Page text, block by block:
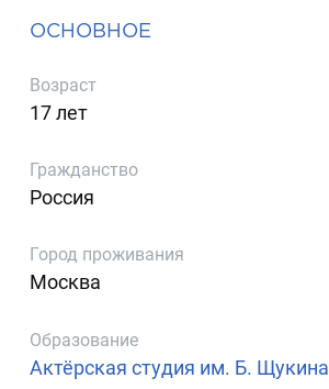
ОСНОВНОЕ
Возраст
17 лет
Гражданство
Россия
Город проживания
Москва
Образование
Актёрская студия им. Б. Щукина